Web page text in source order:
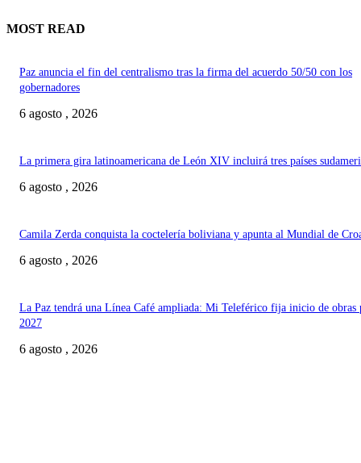
MOST READ
Paz anuncia el fin del centralismo tras la firma del acuerdo 50/50 con los
gobernadores
6 agosto , 2026
La primera gira latinoamericana de León XIV incluirá tres países
6 agosto , 2026
Camila Zerda conquista la coctelería boliviana y apunta al Mundial de
6 agosto , 2026
La Paz tendrá una Línea Café ampliada: Mi Teleférico fija inicio de obras
2027
6 agosto , 2026